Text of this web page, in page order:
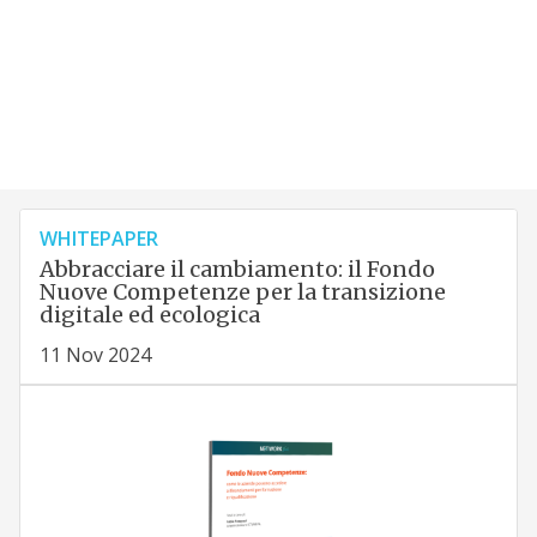
WHITEPAPER
Abbracciare il cambiamento: il Fondo
Nuove Competenze per la transizione
digitale ed ecologica
11 Nov 2024